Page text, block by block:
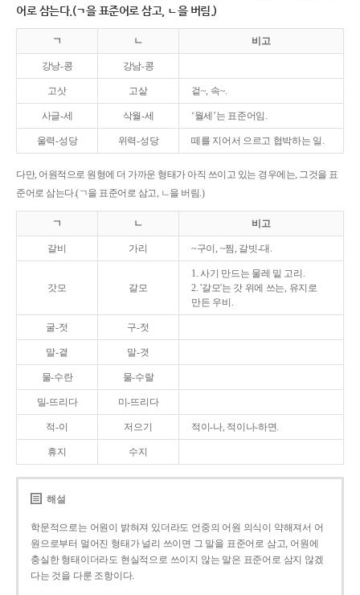
어로 삼는다.(ㄱ을 표준어로 삼고, ㄴ을 버림.)
ㄱ ㄴ 비고
강낭-콩 강남-콩
고삿 고샅 겉~, 속~.
사글-세 삭월-세 ‘월세’는 표준어임.
울력-성당 위력-성당 떼를 지어서 으르고 협박하는 일.
다만, 어원적으로 원형에 더 가까운 형태가 아직 쓰이고 있는 경우에는, 그것을 표
준어로 삼는다.(ㄱ을 표준어로 삼고, ㄴ을 버림.)
ㄱ ㄴ 비고
갈비 가리 ~구이, ~찜, 갈빗-대.
갓모 갈모
1. 사기 만드는 물레 밑 고리.
2. '갈모'는 갓 위에 쓰는, 유지로
만든 우비.
굴-젓 구-젓
말-곁 말-겻
물-수란 물-수랄
밀-뜨리다 미-뜨리다
적-이 저으기 적이-나, 적이나-하면.
휴지 수지
해설
학문적으로는 어원이 밝혀져 있더라도 언중의 어원 의식이 약해져서 어
원으로부터 멀어진 형태가 널리 쓰이면 그 말을 표준어로 삼고, 어원에
충실한 형태이더라도 현실적으로 쓰이지 않는 말은 표준어로 삼지 않겠
다는 것을 다룬 조항이다.